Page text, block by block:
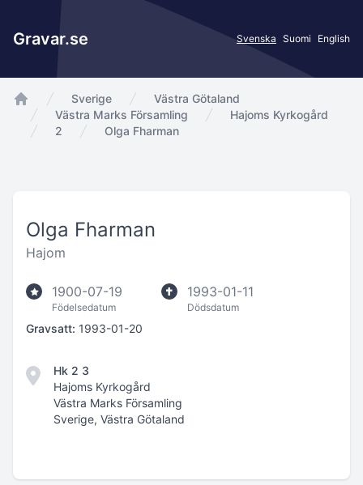
Gravar.se Svenska Suomi English
app.Start
Sverige
Västra Götaland
Västra Marks Församling
Hajoms Kyrkogård
2
Olga Fharman
Olga Fharman
Hajom
1900-07-19
Födelsedatum
1993-01-11
Dödsdatum
Gravsatt: 1993-01-20
Hk 2 3
Hajoms Kyrkogård
Västra Marks Församling
Sverige, Västra Götaland